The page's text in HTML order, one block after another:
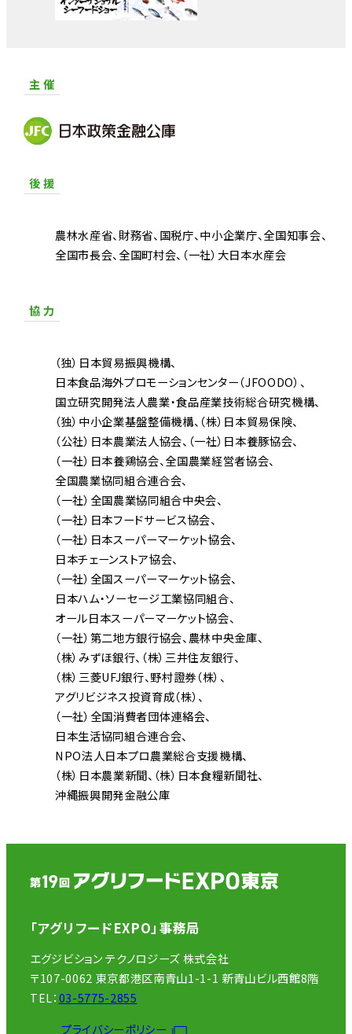
主 催
後 援
農林水産省 財務省 国税庁 中小企業庁 全国知事会
全国市長会 全国町村会 （一社）大日本水産会
協 力
（独）日本貿易振興機構
日本食品海外プロモーションセンター（JFOODO）
国立研究開発法人農業・食品産業技術総合研究機構
（独）中小企業基盤整備機構 （株）日本貿易保険
（公社）日本農業法人協会 （一社）日本養豚協会
（一社）日本養鶏協会 全国農業経営者協会
全国農業協同組合連合会
（一社）全国農業協同組合中央会
（一社）日本フードサービス協会
（一社）日本スーパーマーケット協会
日本チェーンストア協会
（一社）全国スーパーマーケット協会
日本ハム・ソーセージ工業協同組合
オール日本スーパーマーケット協会
（一社）第二地方銀行協会 農林中央金庫
（株）みずほ銀行 （株）三井住友銀行
（株）三菱UFJ銀行 野村證券（株）
アグリビジネス投資育成（株）
（一社）全国消費者団体連絡会
日本生活協同組合連合会
NPO法人日本プロ農業総合支援機構
（株）日本農業新聞 （株）日本食糧新聞社
沖縄振興開発金融公庫
「アグリフードEXPO」事務局
エグジビション テクノロジーズ 株式会社
〒107-0062 東京都港区南青山1-1-1 新青山ビル西館8階
TEL：03-5775-2855
プライバシーポリシー